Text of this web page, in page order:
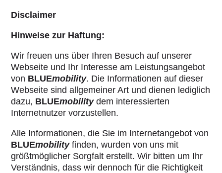
Disclaimer
Hinweise zur Haftung:
Wir freuen uns über Ihren Besuch auf unserer
Webseite und Ihr Interesse am Leistungsangebot
von BLUEmobility. Die Informationen auf dieser
Webseite sind allgemeiner Art und dienen lediglich
dazu, BLUEmobilitydem interessierten
Internetnutzer vorzustellen.
Alle Informationen, die Sie im Internetangebot von
BLUEmobilityfinden, wurden von uns mit
größtmöglicher Sorgfalt erstellt. Wir bitten um Ihr
Verständnis, dass wir dennoch für die Richtigkeit